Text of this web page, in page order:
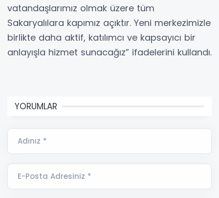
vatandaşlarımız olmak üzere tüm
Sakaryalılara kapımız açıktır. Yeni merkezimizle
birlikte daha aktif, katılımcı ve kapsayıcı bir
anlayışla hizmet sunacağız” ifadelerini kullandı.
YORUMLAR
Adınız *
E-Posta Adresiniz *